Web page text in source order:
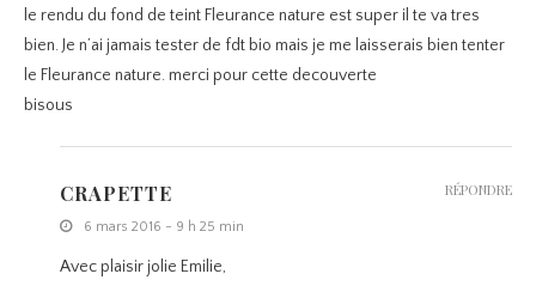
le rendu du fond de teint Fleurance nature est super il te va tres
bien. Je n’ai jamais tester de fdt bio mais je me laisserais bien tenter
le Fleurance nature. merci pour cette decouverte
bisous
CRAPETTE
6 mars 2016 - 9 h 25 min
Avec plaisir jolie Emilie,
RÉPONDRE